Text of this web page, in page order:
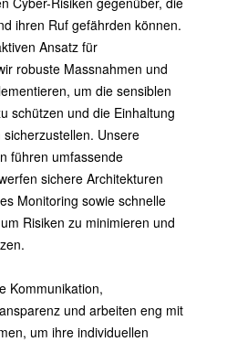
ihren Ruf gefährden können.
Ansatz für
robuste Massnahmen und
um die sensiblen
schützen und die Einhaltung
Unsere
führen umfassende
sichere Architekturen
Monitoring sowie schnelle
Risiken zu minimieren und
Kommunikation,
und arbeiten eng mit
um ihre individuellen